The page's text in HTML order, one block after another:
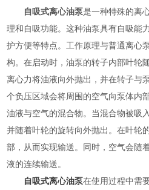
自吸式离心油泵是一种特殊的离
理和自吸功能。这种油泵具有自吸能
护方便等特点。工作原理与普通离心
构。在启动时，油泵的转子内部叶轮
离心力将油液向外抛出，并在转子与
个负压区域会将周围的空气向泵体内
油液与空气的混合物。当混合物被吸
并随着叶轮的旋转向外抛出。在叶轮
部，从而实现输送。同时，空气会随
液的连续输送。
自吸式离心油泵在使用过程中需